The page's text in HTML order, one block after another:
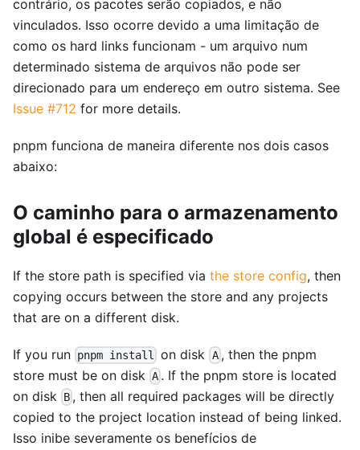
contrário, os pacotes serão copiados, e não
vinculados. Isso ocorre devido a uma limitação de
como os hard links funcionam - um arquivo num
determinado sistema de arquivos não pode ser
direcionado para um endereço em outro sistema. See
Issue #712 for more details.
pnpm funciona de maneira diferente nos dois casos
abaixo:
O caminho para o armazenamento
global é especificado
If the store path is specified via the store config, then
copying occurs between the store and any projects
that are on a different disk.
If you run pnpm install on disk A, then the pnpm
store must be on disk A . If the pnpm store is located
on disk B , then all required packages will be directly
copied to the project location instead of being linked.
Isso inibe severamente os benefícios de